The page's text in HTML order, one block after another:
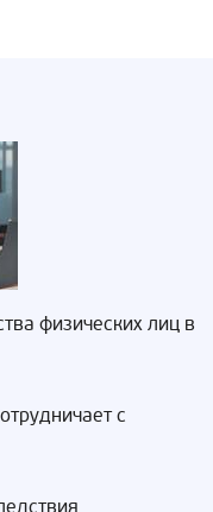
физических лиц в
с